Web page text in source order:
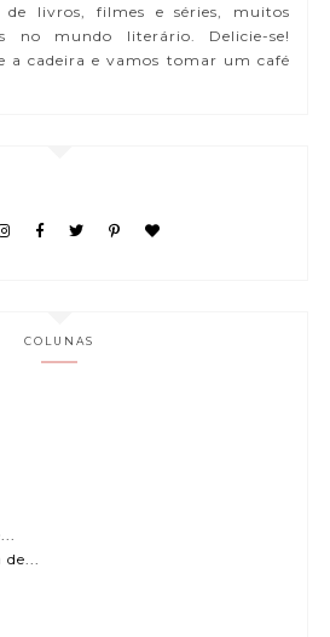
de livros, filmes e séries, muitos
no mundo literário. Delicie-se!
a cadeira e vamos tomar um café
COLUNAS